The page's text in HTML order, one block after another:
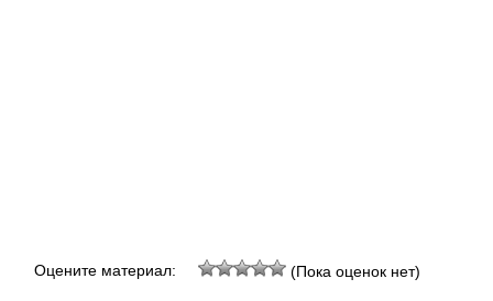
Оцените материал: (Пока оценок нет)